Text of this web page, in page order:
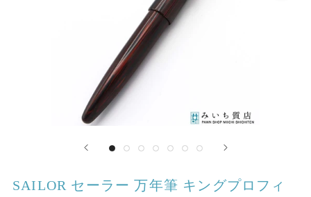
SAILOR セーラー 万年筆 キングプロフィ